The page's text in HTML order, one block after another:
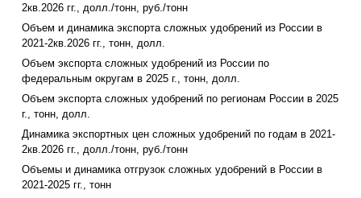
2кв.2026 гг., долл./тонн, руб./тонн
Объем и динамика экспорта сложных удобрений из России в
2021-2кв.2026 гг., тонн, долл.
Объем экспорта сложных удобрений из России по
федеральным округам в 2025 г., тонн, долл.
Объем экспорта сложных удобрений по регионам России в 2025
г., тонн, долл.
Динамика экспортных цен сложных удобрений по годам в 2021-
2кв.2026 гг., долл./тонн, руб./тонн
Объемы и динамика отгрузок сложных удобрений в России в
2021-2025 гг., тонн